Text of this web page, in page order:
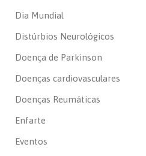
Dia Mundial
Distúrbios Neurológicos
Doença de Parkinson
Doenças cardiovasculares
Doenças Reumáticas
Enfarte
Eventos